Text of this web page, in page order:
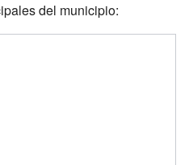
del municipio: